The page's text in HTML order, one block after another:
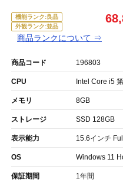
機能ランク:良品
外観ランク:並品
商品ランクについて ⇒
商品コード 196803
CPU Intel Core i5
メモリ 8GB
ストレージ SSD 128GB
表示能力 15.6インチ
OS Windows 11
保証期間 1年間